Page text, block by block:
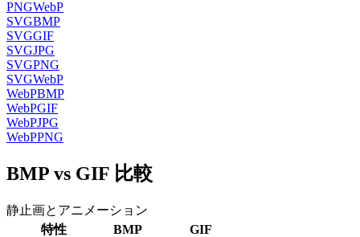
PNGWebP
SVGBMP
SVGGIF
SVGJPG
SVGPNG
SVGWebP
WebPBMP
WebPGIF
WebPJPG
WebPPNG
BMP vs GIF 比較
静止画とアニメーション
特性
BMP
GIF